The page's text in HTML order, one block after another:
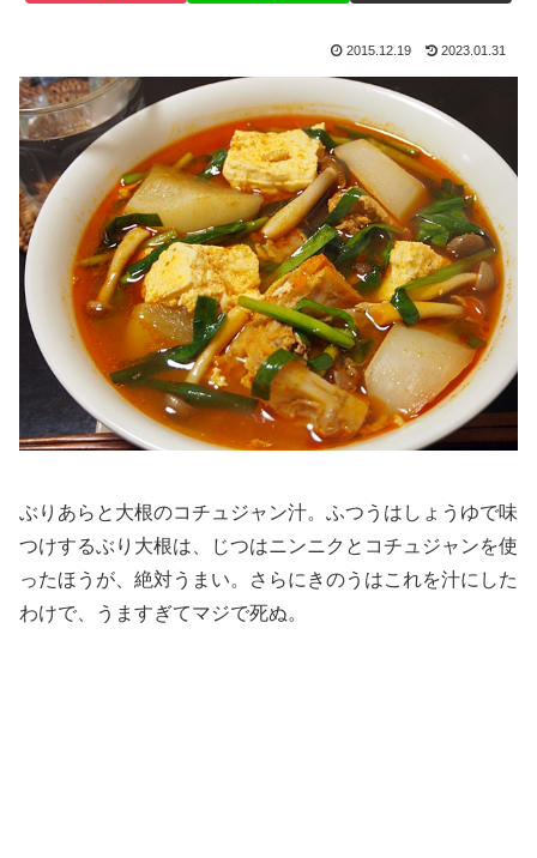
2015.12.19 2023.01.31
ぶりあらと大根のコチュジャン汁。ふつうはしょうゆで味
つけするぶり大根は、じつはニンニクとコチュジャンを使
ったほうが、絶対うまい。さらにきのうはこれを汁にした
わけで、うますぎてマジで死ぬ。